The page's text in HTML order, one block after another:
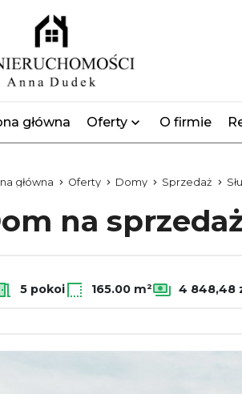
główna Oferty O firmie
główna Oferty Domy Sprzedaż
na
5 pokoi 165.00 m² 4 848,48